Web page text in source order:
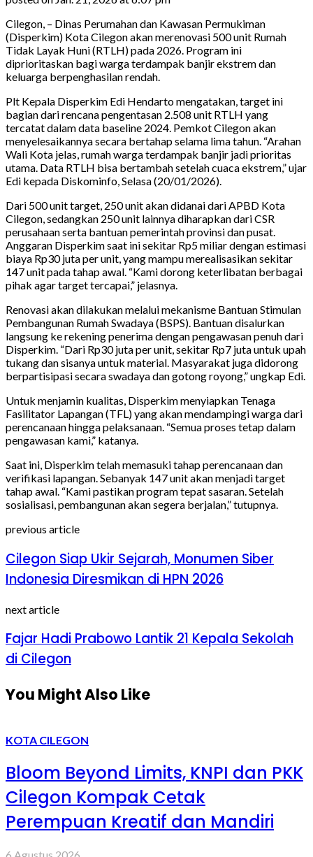
Cilegon, – Dinas Perumahan dan Kawasan Permukiman
(Disperkim) Kota Cilegon akan merenovasi 500 unit Rumah
Tidak Layak Huni (RTLH) pada 2026. Program ini
diprioritaskan bagi warga terdampak banjir ekstrem dan
keluarga berpenghasilan rendah.
Plt Kepala Disperkim Edi Hendarto mengatakan, target ini
bagian dari rencana pengentasan 2.508 unit RTLH yang
tercatat dalam data baseline 2024. Pemkot Cilegon akan
menyelesaikannya secara bertahap selama lima tahun. “Arahan
Wali Kota jelas, rumah warga terdampak banjir jadi prioritas
utama. Data RTLH bisa bertambah setelah cuaca ekstrem,” ujar
Edi kepada Diskominfo, Selasa (20/01/2026).
Dari 500 unit target, 250 unit akan didanai dari APBD Kota
Cilegon, sedangkan 250 unit lainnya diharapkan dari CSR
perusahaan serta bantuan pemerintah provinsi dan pusat.
Anggaran Disperkim saat ini sekitar Rp5 miliar dengan estimasi
biaya Rp30 juta per unit, yang mampu merealisasikan sekitar
147 unit pada tahap awal. “Kami dorong keterlibatan berbagai
pihak agar target tercapai,” jelasnya.
Renovasi akan dilakukan melalui mekanisme Bantuan Stimulan
Pembangunan Rumah Swadaya (BSPS). Bantuan disalurkan
langsung ke rekening penerima dengan pengawasan penuh dari
Disperkim. “Dari Rp30 juta per unit, sekitar Rp7 juta untuk upah
tukang dan sisanya untuk material. Masyarakat juga didorong
berpartisipasi secara swadaya dan gotong royong,” ungkap Edi.
Untuk menjamin kualitas, Disperkim menyiapkan Tenaga
Fasilitator Lapangan (TFL) yang akan mendampingi warga dari
perencanaan hingga pelaksanaan. “Semua proses tetap dalam
pengawasan kami,” katanya.
Saat ini, Disperkim telah memasuki tahap perencanaan dan
verifikasi lapangan. Sebanyak 147 unit akan menjadi target
tahap awal. “Kami pastikan program tepat sasaran. Setelah
sosialisasi, pembangunan akan segera berjalan,” tutupnya.
previous article
Cilegon Siap Ukir Sejarah, Monumen Siber
Indonesia Diresmikan di HPN 2026
next article
Fajar Hadi Prabowo Lantik 21 Kepala Sekolah
di Cilegon
You Might Also Like
KOTA CILEGON
Bloom Beyond Limits, KNPI dan PKK
Cilegon Kompak Cetak
Perempuan Kreatif dan Mandiri